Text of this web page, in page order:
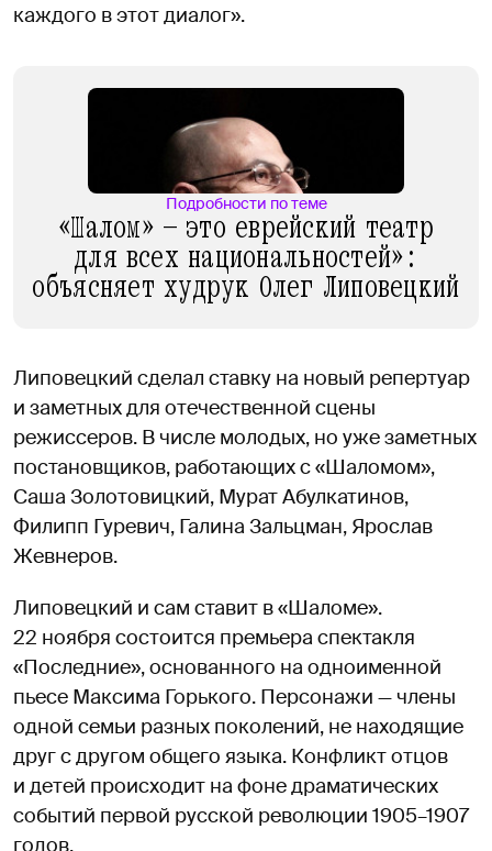
каждого в этот диалог».
Подробности по теме
«Шалом» — это еврейский театр
для всех национальностей»:
объясняет худрук Олег Липовецкий
Липовецкий сделал ставку на новый репертуар
и заметных для отечественной сцены
режиссеров. В числе молодых, но уже заметных
постановщиков, работающих с «Шаломом»,
Саша Золотовицкий, Мурат Абулкатинов,
Филипп Гуревич, Галина Зальцман, Ярослав
Жевнеров.
Липовецкий и сам ставит в «Шаломе».
22 ноября состоится премьера спектакля
«Последние», основанного на одноименной
пьесе Максима Горького. Персонажи — члены
одной семьи разных поколений, не находящие
друг с другом общего языка. Конфликт отцов
и детей происходит на фоне драматических
событий первой русской революции 1905–1907
годов.